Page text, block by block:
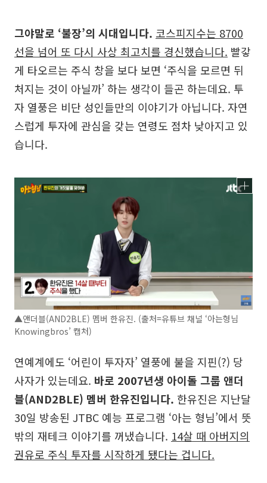
그야말로 ‘불장’의 시대입니다. 코스피지수는 8700
선을 넘어 또 다시 사상 최고치를 경신했습니다. 빨갛
게 타오르는 주식 창을 보다 보면 ‘주식을 모르면 뒤
처지는 것이 아닐까’ 하는 생각이 들곤 하는데요. 투
자 열풍은 비단 성인들만의 이야기가 아닙니다. 자연
스럽게 투자에 관심을 갖는 연령도 점차 낮아지고 있
습니다.
▲앤더블(AND2BLE) 멤버 한유진. (출처=유튜브 채널 ‘아는형님
Knowingbros’ 캡처)
연예계에도 ‘어린이 투자자’ 열풍에 불을 지핀(?) 당
사자가 있는데요. 바로 2007년생 아이돌 그룹 앤더
블(AND2BLE) 멤버 한유진입니다. 한유진은 지난달
30일 방송된 JTBC 예능 프로그램 ‘아는 형님’에서 뜻
밖의 재테크 이야기를 꺼냈습니다. 14살 때 아버지의
권유로 주식 투자를 시작하게 됐다는 겁니다.